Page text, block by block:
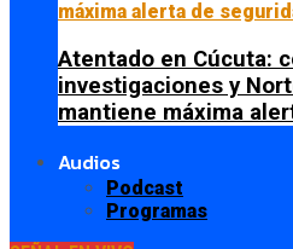
Atentado en Cúcuta:
investigaciones y
mantiene máxima
Audios
Podcast
Programas